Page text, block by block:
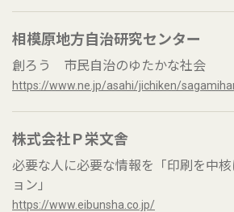
相模原地方自治研究センター
創ろう 市民自治のゆたかな社会
https://www.ne.jp/asahi/jichiken/
株式会社Ｐ栄文舎
必要な人に必要な情報を「印刷を中
ョン」
https://www.eibunsha.co.jp/